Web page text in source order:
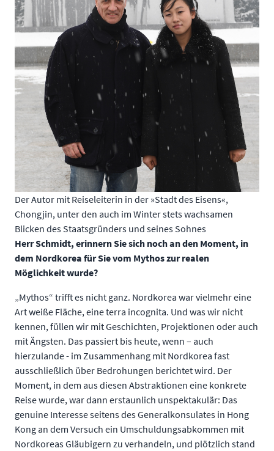
Der Autor mit Reiseleiterin in der »Stadt des Eisens«,
Chongjin, unter den auch im Winter stets wachsamen
Blicken des Staatsgründers und seines Sohnes
Herr Schmidt, erinnern Sie sich noch an den Moment, in
dem Nordkorea für Sie vom Mythos zur realen
Möglichkeit wurde?
„Mythos“ trifft es nicht ganz. Nordkorea war vielmehr eine
Art weiße Fläche, eine terra incognita. Und was wir nicht
kennen, füllen wir mit Geschichten, Projektionen oder auch
mit Ängsten. Das passiert bis heute, wenn – auch
hierzulande - im Zusammenhang mit Nordkorea fast
ausschließlich über Bedrohungen berichtet wird. Der
Moment, in dem aus diesen Abstraktionen eine konkrete
Reise wurde, war dann erstaunlich unspektakulär: Das
genuine Interesse seitens des Generalkonsulates in Hong
Kong an dem Versuch ein Umschuldungsabkommen mit
Nordkoreas Gläubigern zu verhandeln, und plötzlich stand